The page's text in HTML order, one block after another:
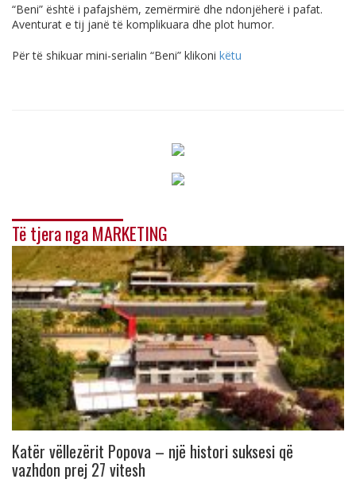
“Beni” është i pafajshëm, zemërmirë dhe ndonjëherë i pafat.
Aventurat e tij janë të komplikuara dhe plot humor.
Për të shikuar mini-serialin “Beni” klikoni këtu
Të tjera nga MARKETING
Katër vëllezërit Popova – një histori suksesi që
vazhdon prej 27 vitesh